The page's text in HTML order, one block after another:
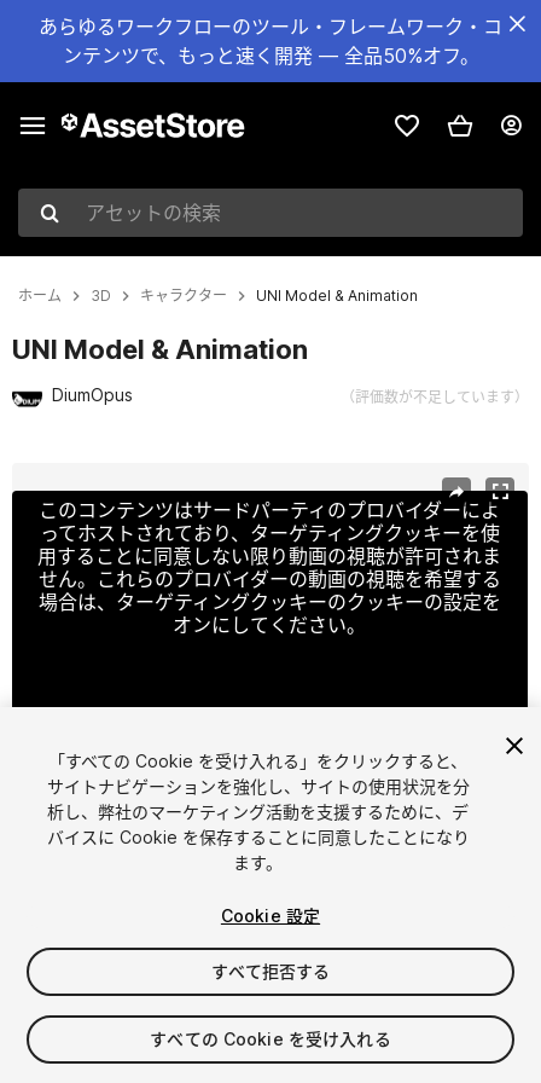
あらゆるワークフローのツール・フレームワーク・コ
ンテンツで、もっと速く開発 — 全品50%オフ。
アセットの検索
ホーム 3D キャラクター UNI Model & Animation
UNI Model & Animation
DiumOpus （評価数が不足しています）
このコンテンツはサードパーティのプロバイダーによ
ってホストされており、ターゲティングクッキーを使
用することに同意しない限り動画の視聴が許可されま
せん。これらのプロバイダーの動画の視聴を希望する
場合は、ターゲティングクッキーのクッキーの設定を
オンにしてください。
1/ 11
$9.95
消費税は決済時に計算されます
「すべての Cookie を受け入れる」をクリックすると、
サイトナビゲーションを強化し、サイトの使用状況を分
析し、弊社のマーケティング活動を支援するために、デ
バイスに Cookie を保存することに同意したことになり
ます。
Cookie 設定
すべて拒否する
すべての Cookie を受け入れる